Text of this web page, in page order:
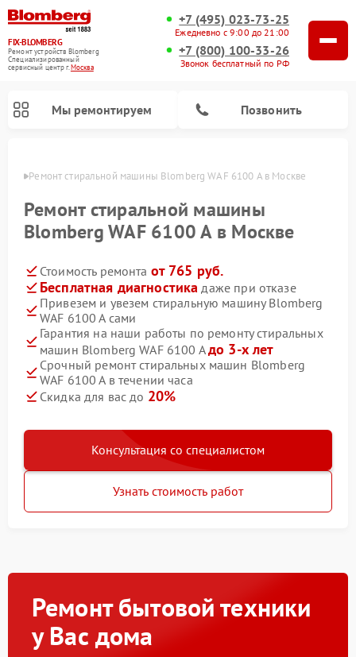
FIX-BLOMBERG
Ремонт устройств Blomberg
Специализированный
cервисный центр г.Москва
+7 (495) 023-73-25
Ежедневно с 9:00 до 21:00
+7 (800) 100-33-26
Звонок бесплатный по РФ
Мы ремонтируем Позвонить
Ремонт стиральной машины Blomberg WAF 6100 A в Москве
Ремонт стиральной машины
Blomberg WAF 6100 A в Москве
Стоимость ремонта от 765 руб.
Бесплатная диагностика даже при отказе
Привезем и увезем стиральную машину Blomberg
WAF 6100 A сами
Гарантия на наши работы по ремонту стиральных
машин Blomberg WAF 6100 Aдо 3-х лет
Срочный ремонт стиральных машин Blomberg
WAF 6100 A в течении часа
Скидка для вас до 20%
Консультация со специалистом
Узнать стоимость работ
Ремонт бытовой техники
у Вас дома